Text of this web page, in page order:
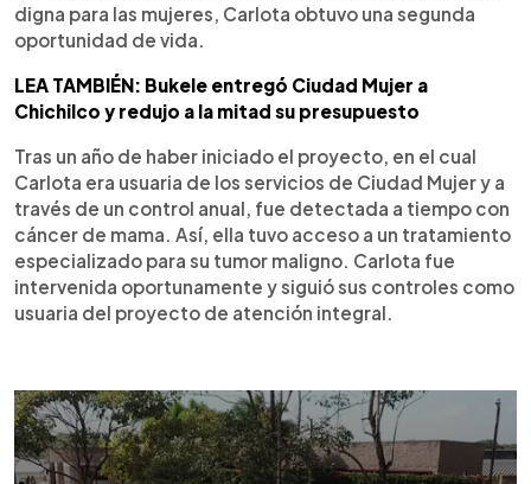
digna para las mujeres, Carlota obtuvo una segunda
oportunidad de vida.
LEA TAMBIÉN: Bukele entregó Ciudad Mujer a
Chichilco y redujo a la mitad su presupuesto
Tras un año de haber iniciado el proyecto, en el cual
Carlota era usuaria de los servicios de Ciudad Mujer y a
través de un control anual, fue detectada a tiempo con
cáncer de mama. Así, ella tuvo acceso a un tratamiento
especializado para su tumor maligno. Carlota fue
intervenida oportunamente y siguió sus controles como
usuaria del proyecto de atención integral.